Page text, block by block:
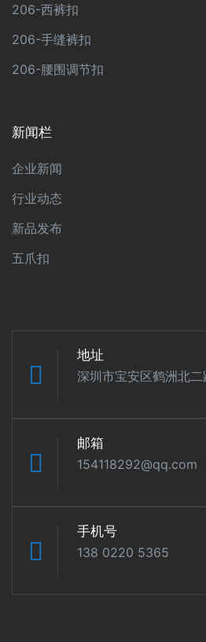
206-西裤扣
206-手缝裤扣
206-腰围调节扣
新闻栏
企业新闻
行业动态
新品发布
五爪扣
地址
深圳市宝安区鹤洲北
邮箱
154118292@qq.com
手机号
138 0220 5365